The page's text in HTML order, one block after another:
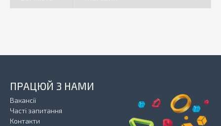
ПРАЦЮЙ З НАМИ
Вакансії
Часті запитання
Контакти